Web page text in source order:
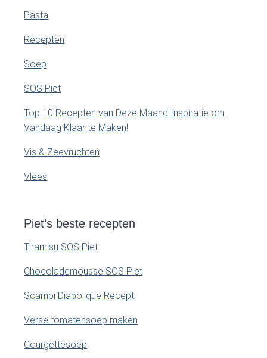
Pasta
Recepten
Soep
SOS Piet
Top 10 Recepten van Deze Maand Inspiratie om
Vandaag Klaar te Maken!
Vis & Zeevruchten
Vlees
Piet’s beste recepten
Tiramisu SOS Piet
Chocolademousse SOS Piet
Scampi Diabolique Recept
Verse tomatensoep maken
Courgettesoep